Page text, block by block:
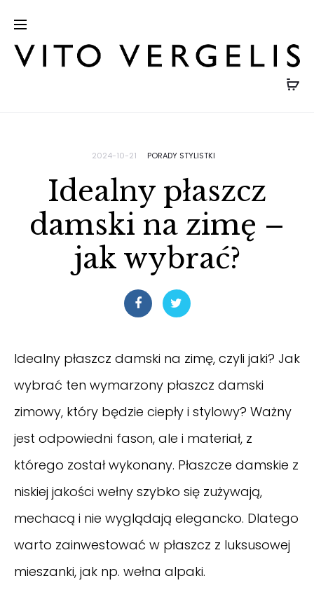
2024-10-21 PORADY STYLISTKI
Idealny płaszcz
damski na zimę –
jak wybrać?
Idealny płaszcz damski na zimę, czyli jaki? Jak
wybrać ten wymarzony płaszcz damski
zimowy, który będzie ciepły i stylowy? Ważny
jest odpowiedni fason, ale i materiał, z
którego został wykonany. Płaszcze damskie z
niskiej jakości wełny szybko się zużywają,
mechacą i nie wyglądają elegancko. Dlatego
warto zainwestować w płaszcz z luksusowej
mieszanki, jak np. wełna alpaki.